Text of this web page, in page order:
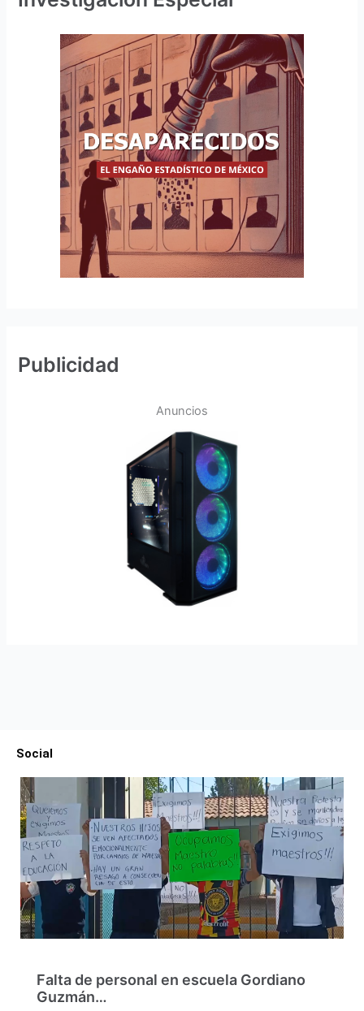
Publicidad
Anuncios
Social
Falta de personal en escuela Gordiano
Guzmán…